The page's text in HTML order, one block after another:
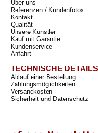
Über uns
Referenzen / Kundenfotos
Kontakt
Qualität
Unsere Künstler
Kauf mit Garantie
Kundenservice
Anfahrt
TECHNISCHE DETAILS
Ablauf einer Bestellung
Zahlungsmöglichkeiten
Versandkosten
Sicherheit und Datenschutz